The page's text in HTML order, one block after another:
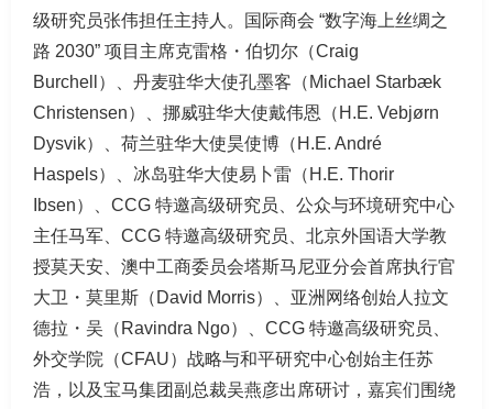
级研究员张伟担任主持人。国际商会 “数字海上丝绸之
路 2030” 项目主席克雷格・伯切尔（Craig
Burchell）、丹麦驻华大使孔墨客（Michael Starbæk
Christensen）、挪威驻华大使戴伟恩（H.E. Vebjørn
Dysvik）、荷兰驻华大使昊使博（H.E. André
Haspels）、冰岛驻华大使易卜雷（H.E. Thorir
Ibsen）、CCG 特邀高级研究员、公众与环境研究中心
主任马军、CCG 特邀高级研究员、北京外国语大学教
授莫天安、澳中工商委员会塔斯马尼亚分会首席执行官
大卫・莫里斯（David Morris）、亚洲网络创始人拉文
德拉・吴（Ravindra Ngo）、CCG 特邀高级研究员、
外交学院（CFAU）战略与和平研究中心创始主任苏
浩，以及宝马集团副总裁吴燕彦出席研讨，嘉宾们围绕